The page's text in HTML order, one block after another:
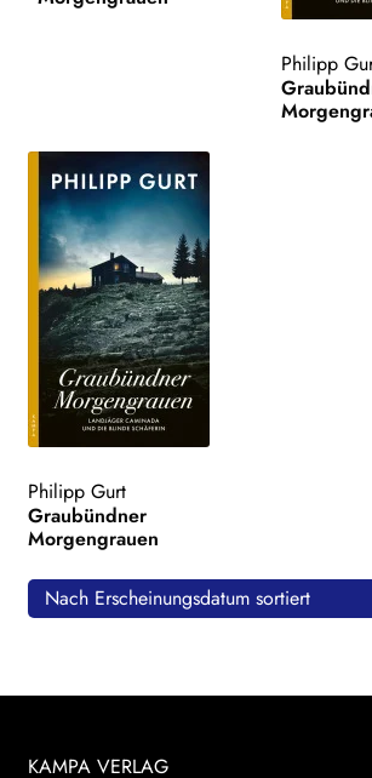
Philipp
Philipp Gurt
Graubündner
Morgengrauen
Nach Erscheinungsdatum sortiert
KAMPA VERLAG